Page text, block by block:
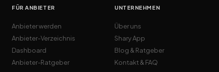
FÜR ANBIETER
Anbieter werden
Anbieter-Verzeichnis
Dashboard
Anbieter-Ratgeber
UNTERNEHMEN
Über uns
Shary App
Blog & Ratgeber
Kontakt & FAQ